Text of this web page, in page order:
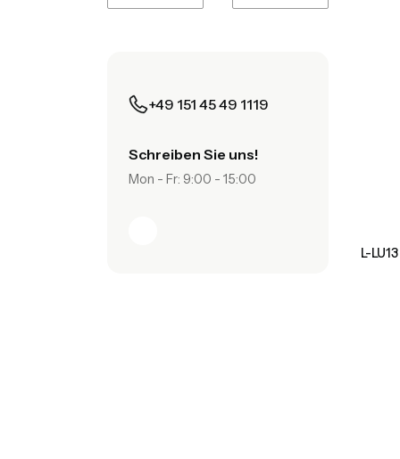
+49 151 45 49 1119
Schreiben Sie uns!
Mon - Fr: 9:00 - 15:00
L-